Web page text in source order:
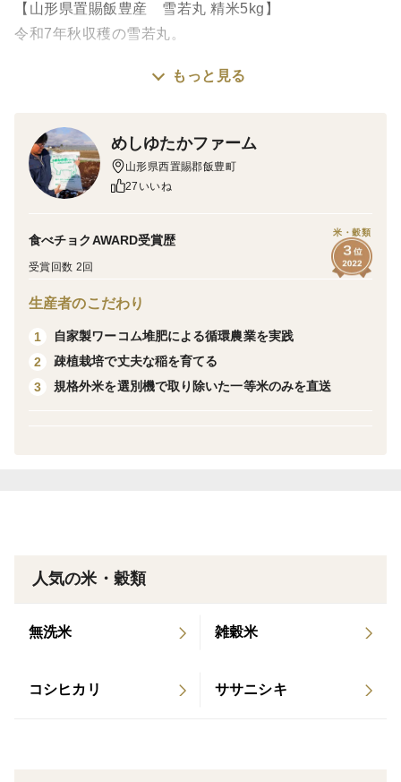
【山形県置賜飯豊産 雪若丸 精米5kg】
令和7年秋収穫の雪若丸。
お米どころ山形県の新しいブランド米。
得。
つや姫ほどもちもち感と粘りは強くなく、はえぬきのよ
味わいです。
正直、すごく美味しいお米です。
栽培できる農家が限られているため、まだまだ希少なお
米ですが、この機会にご賞味ください。
り、お米づくりの過程で穫ることができる稲わら、田ん
堆肥として田んぼへ散布、自家製堆肥による循環農業を
もっと見る
めしゆたかファーム
山形県西置賜郡飯豊町
27いいね
食べチョクAWARD受賞歴
受賞回数 2回
米・穀類
生産者のこだわり
1
自家製ワーコム堆肥による循環農業を実践
2
疎植栽培で丈夫な稲を育てる
3
規格外米を選別機で取り除いた一等米のみを直送
人気の米・穀類
無洗米 雑穀米
コシヒカリ ササニシキ